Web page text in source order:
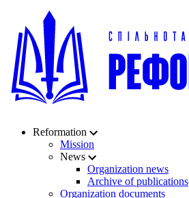
Reformation
Mission
News
Organization news
Archive of publications
Organization documents